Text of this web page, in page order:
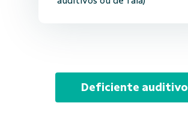
Deficiente auditivo